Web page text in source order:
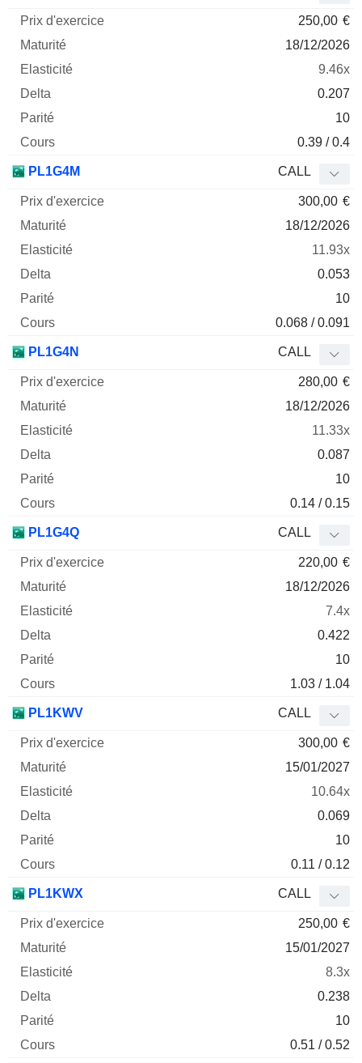
250,00 €
18/12/2026
9.46x
0.207
10
0.39 / 0.4
PL1G4M CALL
300,00 €
18/12/2026
11.93x
0.053
10
0.068 / 0.091
PL1G4N CALL
280,00 €
18/12/2026
11.33x
0.087
10
0.14 / 0.15
PL1G4Q CALL
220,00 €
18/12/2026
7.4x
0.422
10
1.03 / 1.04
PL1KWV CALL
300,00 €
15/01/2027
10.64x
0.069
10
0.11 / 0.12
PL1KWX CALL
250,00 €
15/01/2027
8.3x
0.238
10
0.51 / 0.52